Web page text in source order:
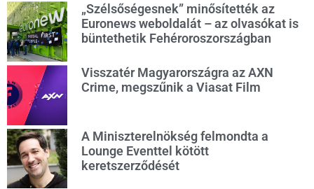
„Szélsőségesnek” minősítették az
Euronews weboldalát – az olvasókat is
büntethetik Fehéroroszországban
Visszatér Magyarországra az AXN
Crime, megszűnik a Viasat Film
A Miniszterelnökség felmondta a
Lounge Eventtel kötött
keretszerződését